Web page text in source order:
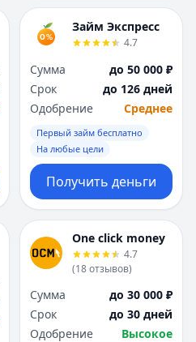
Займ Экспресс
4.7
Сумма
до 50 000 ₽
Срок
до 126 дней
Одобрение
Среднее
Первый займ бесплатно
На любые цели
Получить деньги
One click money
4.7
(18отзывов)
Сумма
до 30 000 ₽
Срок
до 30 дней
Одобрение
Высокое